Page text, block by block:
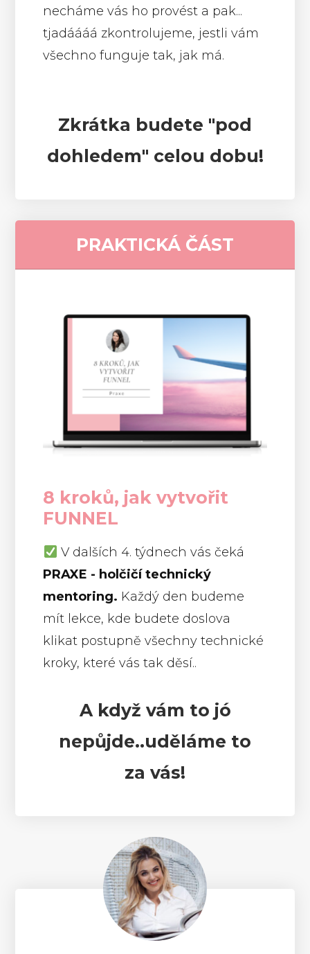
necháme vás ho provést a pak...
tjadáááá zkontrolujeme, jestli vám
všechno funguje tak, jak má.
Zkrátka budete "pod
dohledem" celou dobu!
PRAKTICKÁ ČÁST
8 kroků, jak vytvořit
FUNNEL
V dalších 4. týdnech vás čeká
PRAXE - holčičí technický
mentoring. Každý den budeme
mít lekce, kde budete doslova
klikat postupně všechny technické
kroky, které vás tak děsí..
A když vám to jó
nepůjde..uděláme to
za vás!